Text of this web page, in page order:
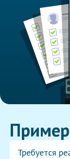
Требуется